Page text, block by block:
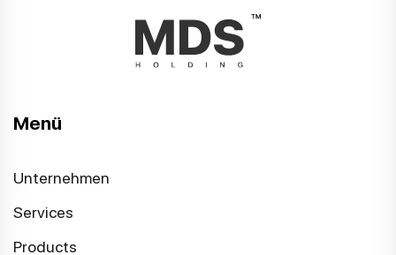
Menü
Unternehmen
Services
Products